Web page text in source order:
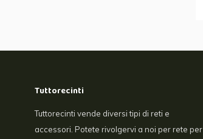
Tuttorecinti
Tuttorecinti vende diversi tipi di reti e
accessori. Potete rivolgervi a noi per rete per